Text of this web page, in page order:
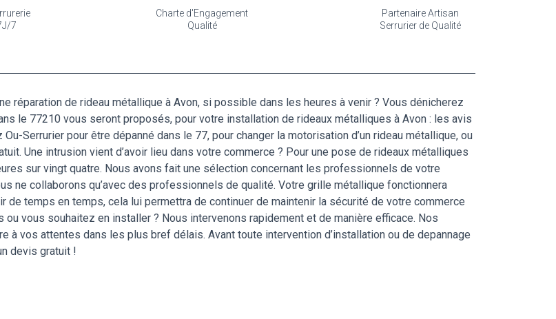
7
Charte d'Engagement
Qualité
Partenaire Artisan
Serrurier de Qualité
réparation de rideau métallique à Avon, si possible dans les heures à venir ? Vous dénicherez
le 77210 vous seront proposés, pour votre installation de rideaux métalliques à Avon : les avis
Serrurier pour être dépanné dans le 77, pour changer la motorisation d’un rideau métallique, ou
Une intrusion vient d’avoir lieu dans votre commerce ? Pour une pose de rideaux métalliques
sur vingt quatre. Nous avons fait une sélection concernant les professionnels de votre
ne collaborons qu’avec des professionnels de qualité. Votre grille métallique fonctionnera
temps en temps, cela lui permettra de continuer de maintenir la sécurité de votre commerce
vous souhaitez en installer ? Nous intervenons rapidement et de manière efficace. Nos
à vos attentes dans les plus bref délais. Avant toute intervention d’installation ou de depannage
devis gratuit !